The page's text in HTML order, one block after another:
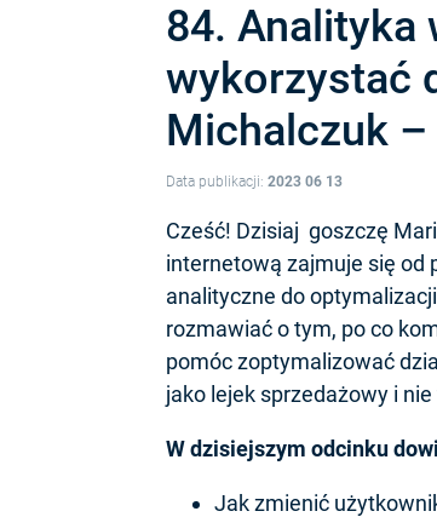
84. Analityka
wykorzystać
Michalczuk
Data publikacji: 2023 06 13
Cześć! Dzisiaj goszczę
internetową zajmuje się od
analityczne do
rozmawiać o tym, po co
pomóc zoptymalizować
jako lejek sprzedażowy i
W dzisiejszym odcinku
Jak zmienić